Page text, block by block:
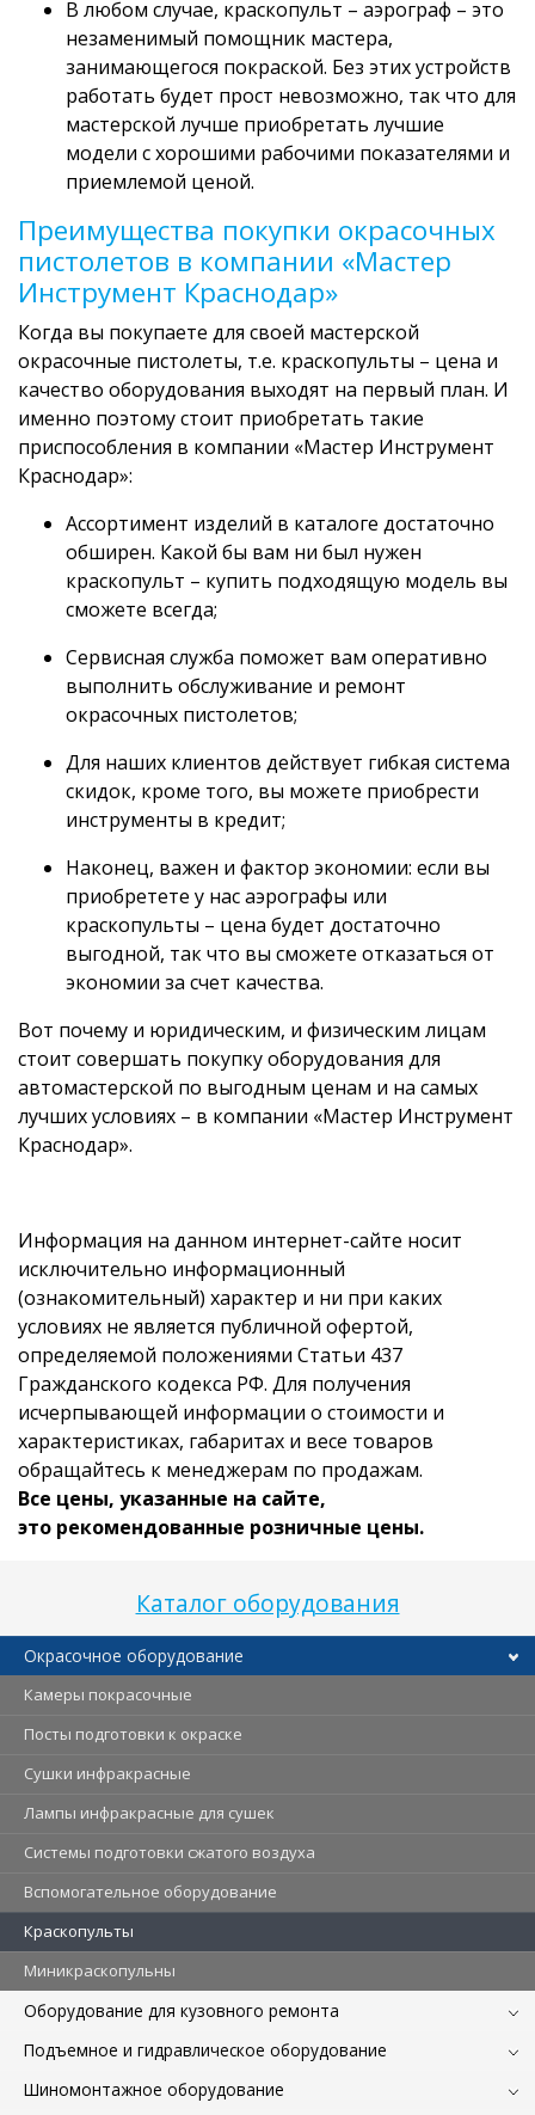
Каталог оборудования
Окрасочное оборудование
Камеры покрасочные
Посты подготовки к окраске
Сушки инфракрасные
Лампы инфракрасные для сушек
Системы подготовки сжатого воздуха
Вспомогательное оборудование
Краскопульты
Миникраскопульны
Оборудование для кузовного ремонта
Подъемное и гидравлическое оборудование
Шиномонтажное оборудование
В любом случае, краскопульт – аэрограф – это
незаменимый помощник мастера,
занимающегося покраской. Без этих устройств
работать будет прост невозможно, так что для
мастерской лучше приобретать лучшие
модели с хорошими рабочими показателями и
приемлемой ценой.
Преимущества покупки окрасочных
пистолетов в компании «Мастер
Инструмент Краснодар»
Когда вы покупаете для своей мастерской
окрасочные пистолеты, т.е. краскопульты – цена и
качество оборудования выходят на первый план. И
именно поэтому стоит приобретать такие
приспособления в компании «Мастер Инструмент
Краснодар»:
Ассортимент изделий в каталоге достаточно
обширен. Какой бы вам ни был нужен
краскопульт – купить подходящую модель вы
сможете всегда;
Сервисная служба поможет вам оперативно
выполнить обслуживание и ремонт
окрасочных пистолетов;
Для наших клиентов действует гибкая система
скидок, кроме того, вы можете приобрести
инструменты в кредит;
Наконец, важен и фактор экономии: если вы
приобретете у нас аэрографы или
краскопульты – цена будет достаточно
выгодной, так что вы сможете отказаться от
экономии за счет качества.
Вот почему и юридическим, и физическим лицам
стоит совершать покупку оборудования для
автомастерской по выгодным ценам и на самых
лучших условиях – в компании «Мастер Инструмент
Краснодар».
Информация на данном интернет-сайте носит
исключительно информационный
(ознакомительный) характер и ни при каких
условиях не является публичной офертой,
определяемой положениями Статьи 437
Гражданского кодекса РФ. Для получения
исчерпывающей информации о стоимости и
характеристиках, габаритах и весе товаров
обращайтесь к менеджерам по продажам.
Все цены, указанные на сайте,
это рекомендованные розничные цены.